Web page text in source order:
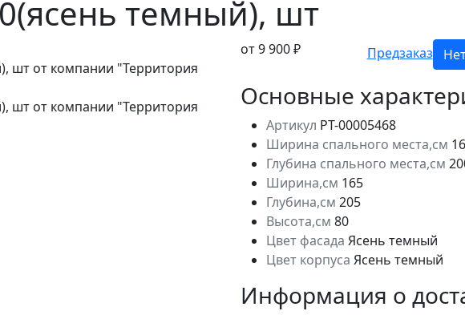
темный), шт
от 9 900 ₽ Предзаказ
Основные
Артикул РТ-00005468
Ширина спального места,см
Глубина спального места,см
Ширина,см 165
Глубина,см 205
Высота,см 80
Цвет фасада Ясень темный
Цвет корпуса Ясень темный
Информация о